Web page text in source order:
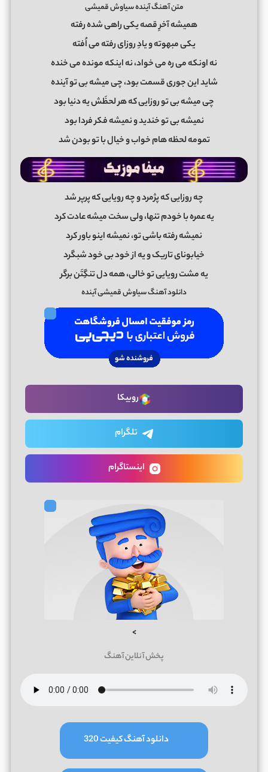
متن آهنگ آینده سیاوش قمیشی
همیشه آخرِ قصه یکی راهی شده رفته
یکی مبهوته و یادِ روزای رفته می اُفته
نه اونکه می ره می خواد، نه اینکه مونده می خنده
شاید این جوری قسمت بود، چی میشه بی تو آینده
چی میشه بی تو روزایی که هر لحظَش یه دنیا بود
نمیشه بی تو خندید و نمیشه فکر فردا بود
تمومه لحظه هام خواب و خیال با تو بودن شد
چه روزایی که پژمرد و چه رویایی که پرپر شد
یه عمره با خودم تنها، ولی سخت میشه عادت کرد
نمیشه رفته باشی تو، نمیشه اینو باور کرد
خیابونای تاریک و یه از خود بی خود شبگرد
یه مشت رویایی تو خالی، همه دل تنگِتَن برگر
دانلود آهنگ سیاوش قمیشی آینده
روبیکا
تلگرام
اینستاگرام
>
پخش آنلاین آهنگ
دانلود آهنگ کیفیت 320